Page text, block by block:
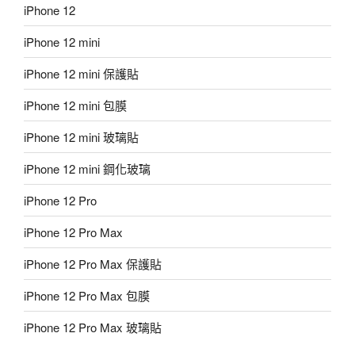
iPhone 12
iPhone 12 mini
iPhone 12 mini 保護貼
iPhone 12 mini 包膜
iPhone 12 mini 玻璃貼
iPhone 12 mini 鋼化玻璃
iPhone 12 Pro
iPhone 12 Pro Max
iPhone 12 Pro Max 保護貼
iPhone 12 Pro Max 包膜
iPhone 12 Pro Max 玻璃貼